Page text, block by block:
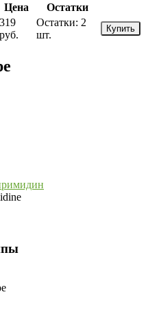
Цена
Остатки
319
руб.
Остатки: 2
шт.
Купить